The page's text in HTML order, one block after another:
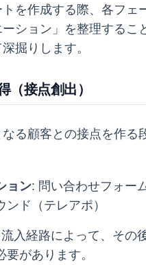
を作成する際、各フェ
ーション」を整理する
掘りします。
（接点創出）
る顧客との接点を作る
ョン: 問い合わせフォー
ンド（テレアポ）
入経路によって、その
要があります。